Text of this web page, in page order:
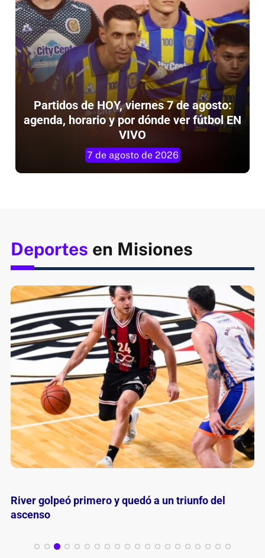
Partidos de HOY, viernes 7 de agosto:
agenda, horario y por dónde ver fútbol EN
VIVO
7 de agosto de 2026
Deportes en Misiones
Nelson Peralta volvió a Colonias Gold